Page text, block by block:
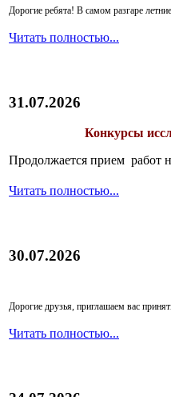
Дорогие ребята! В самом разгаре летние
Читать полностью...
31.07.2026
Конкурсы
Продолжается прием работ
Читать полностью...
30.07.2026
Дорогие друзья, приглашаем вас
Читать полностью...